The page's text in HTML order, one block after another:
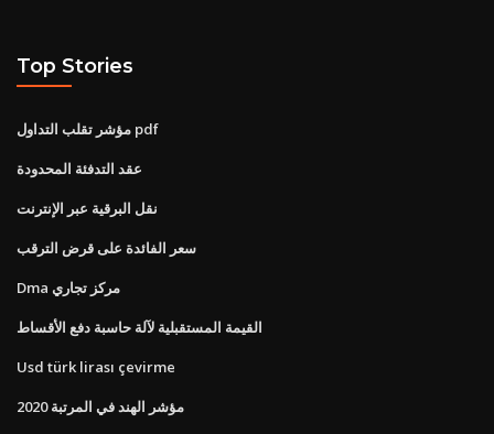
Top Stories
مؤشر تقلب التداول pdf
عقد التدفئة المحدودة
نقل البرقية عبر الإنترنت
سعر الفائدة على قرض الترقب
Dma مركز تجاري
القيمة المستقبلية لآلة حاسبة دفع الأقساط
Usd türk lirası çevirme
مؤشر الهند في المرتبة 2020